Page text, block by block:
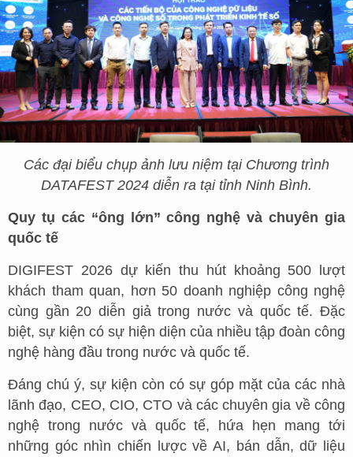
Các đại biểu chụp ảnh lưu niệm tại Chương trình
DATAFEST 2024 diễn ra tại tỉnh Ninh Bình.
Quy tụ các “ông lớn” công nghệ và chuyên gia
quốc tế
DIGIFEST 2026 dự kiến thu hút khoảng 500 lượt
khách tham quan, hơn 50 doanh nghiệp công nghệ
cùng gần 20 diễn giả trong nước và quốc tế. Đặc
biệt, sự kiện có sự hiện diện của nhiều tập đoàn công
nghệ hàng đầu trong nước và quốc tế.
Đáng chú ý, sự kiện còn có sự góp mặt của các nhà
lãnh đạo, CEO, CIO, CTO và các chuyên gia về công
nghệ trong nước và quốc tế, hứa hẹn mang tới
những góc nhìn chiến lược về AI, bán dẫn, dữ liệu